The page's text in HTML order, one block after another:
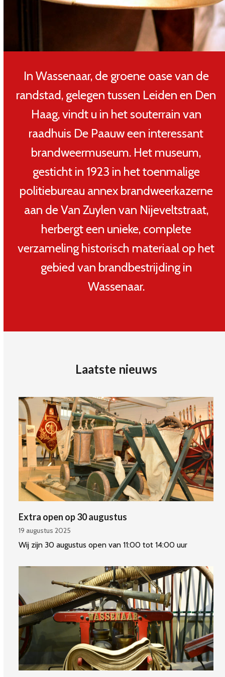
In Wassenaar, de groene oase van de
randstad, gelegen tussen Leiden en Den
Haag, vindt u in het souterrain van
raadhuis De Paauw een interessant
brandweermuseum. Het museum,
gesticht in 1923 in het toenmalige
politiebureau annex brandweerkazerne
aan de Van Zuylen van Nijeveltstraat,
herbergt een unieke, complete
verzameling historisch materiaal op het
gebied van brandbestrijding in
Wassenaar.
Laatste nieuws
Extra open op 30 augustus
19 augustus 2025
Wij zijn 30 augustus open van 11:00 tot 14:00 uur